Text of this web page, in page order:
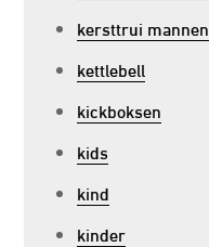
kersttrui mannen
kettlebell
kickboksen
kids
kind
kinder